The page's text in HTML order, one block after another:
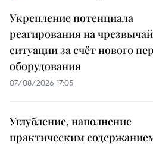
Укрепление потенциала
реагирования на
ситуации за счёт нового
оборудования
07/08/2026 17:05
Углубление, наполнение
практическим